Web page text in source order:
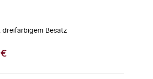
dreifarbigem Besatz